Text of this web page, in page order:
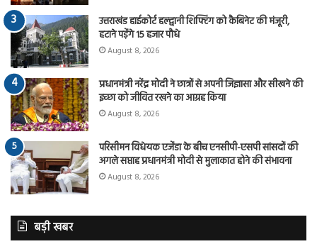
उत्तराखंड हाईकोर्ट हल्द्वानी शिफ्टिंग को कैबिनेट की मंजूरी,
हटाने पड़ेंगे 15 हजार पौधे
August 8, 2026
प्रधानमंत्री नरेंद्र मोदी ने छात्रों से अपनी जिज्ञासा और सीखने की
इच्छा को जीवित रखने का आग्रह किया
August 8, 2026
परिसीमन विधेयक एजेंडा के बीच एनसीपी-एसपी सांसदों की
अगले सप्ताह प्रधानमंत्री मोदी से मुलाकात होने की संभावना
August 8, 2026
बड़ी खबर